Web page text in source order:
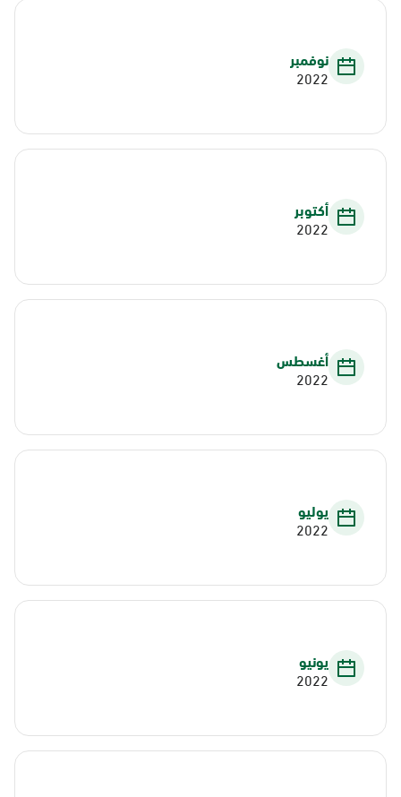
نوفمبر
2022
أكتوبر
2022
أغسطس
2022
يوليو
2022
يونيو
2022